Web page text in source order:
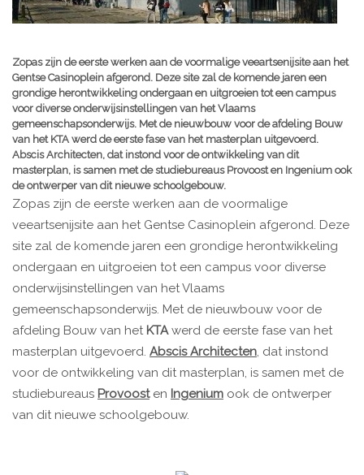
Zopas zijn de eerste werken aan de voormalige veeartsenijsite aan het
Gentse Casinoplein afgerond. Deze site zal de komende jaren een
grondige herontwikkeling ondergaan en uitgroeien tot een campus
voor diverse onderwijsinstellingen van het Vlaams
gemeenschapsonderwijs. Met de nieuwbouw voor de afdeling Bouw
van het KTA werd de eerste fase van het masterplan uitgevoerd.
Abscis Architecten, dat instond voor de ontwikkeling van dit
masterplan, is samen met de studiebureaus Provoost en Ingenium ook
de ontwerper van dit nieuwe schoolgebouw.
Zopas zijn de eerste werken aan de voormalige
veeartsenijsite aan het Gentse Casinoplein afgerond. Deze
site zal de komende jaren een grondige herontwikkeling
ondergaan en uitgroeien tot een campus voor diverse
onderwijsinstellingen van het Vlaams
gemeenschapsonderwijs. Met de nieuwbouw voor de
afdeling Bouw van het KTAwerd de eerste fase van het
masterplan uitgevoerd. Abscis Architecten, dat instond
voor de ontwikkeling van dit masterplan, is samen met de
studiebureaus Provoosten Ingenium ook de ontwerper
van dit nieuwe schoolgebouw.